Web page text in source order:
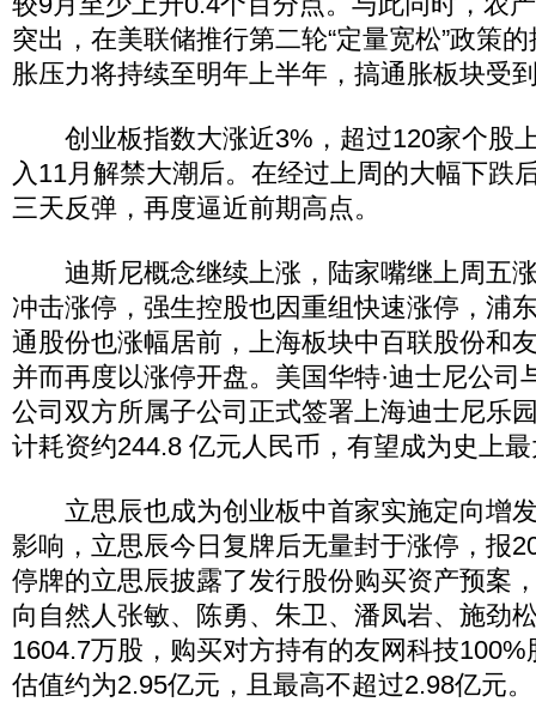
突出，在美联储推行第二轮“定量宽松”政策
胀压力将持续至明年上半年，搞通胀板块受
创业板指数大涨近3%，超过120家个股
入11月解禁大潮后。在经过上周的大幅下跌
三天反弹，再度逼近前期高点。
迪斯尼概念继续上涨，陆家嘴继上周五
冲击涨停，强生控股也因重组快速涨停，浦
通股份也涨幅居前，上海板块中百联股份和
并而再度以涨停开盘。美国华特·迪士尼公司
公司双方所属子公司正式签署上海迪士尼乐
计耗资约244.8 亿元人民币，有望成为史上
立思辰也成为创业板中首家实施定向增
影响，立思辰今日复牌后无量封于涨停，报
停牌的立思辰披露了发行股份购买资产预案
向自然人张敏、陈勇、朱卫、潘凤岩、施劲
1604.7万股，购买对方持有的友网科技
估值约为2.95亿元，且最高不超过2.98亿元。